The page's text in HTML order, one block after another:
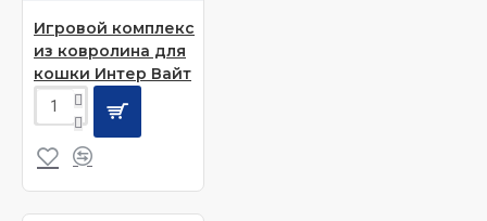
Игровой комплекс
из ковролина для
кошки Интер Вайт